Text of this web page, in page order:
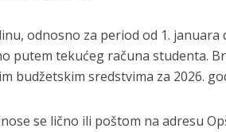
odnosno za period od 1. januara
putem tekućeg računa studenta.
budžetskim sredstvima za 2026.
se lično ili poštom na adresu